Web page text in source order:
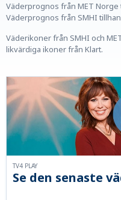
Väderprognos från MET
Väderprognos från SMHI
Väderikoner från SMHI och
likvärdiga ikoner från Klart.
Se den senaste
TV4 PLAY